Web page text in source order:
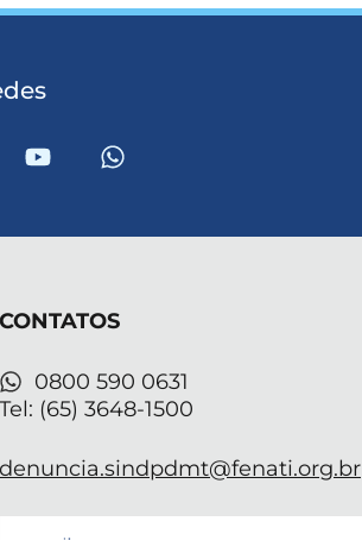
Y
o
e
W
h
p
p
CONTATOS
0800 590 0631
Tel: (65) 3648-1500
denuncia.sindpdmt@fenati.org.br